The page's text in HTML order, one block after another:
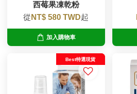
西莓果凍乾粉
從 NT$ 580 TWD起
加入購物車
Best特選現貨